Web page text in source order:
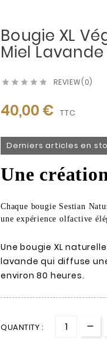
Bougie XL
Miel
     REVIEW(0)
40,00 € TTC
Derniers articles en
Une
Chaque bougie Sestian
une expérience olfactive
Une bougie XL
lavande qui diffuse
environ 80 heures.
QUANTITY :